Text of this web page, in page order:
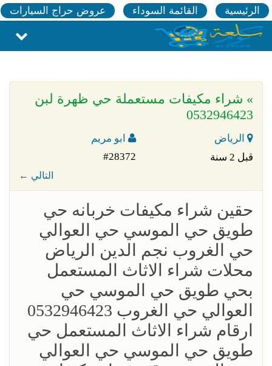
الرئيسية القائمة السوداء عروض حراج السيارات
» شراء مكيفات مستعملة حي ظهرة لبن
0532946423
الرياض
ابو مريم
قبل 2 سنة
#28372
← التالي
حقين شراء مكيفات خربانه حي
طويق حي الموسي حي العوالي
حي الغروب نجم الدين الرياض
محلات شراء الاثاث المستعمل
بحي طويق حي الموسي حي
العوالي حي الغروب 0532946423
ارقام شراء الاثاث المستعمل حي
طويق حي الموسي حي العوالي